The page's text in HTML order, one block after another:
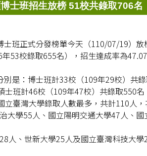
士班招生放榜 51校共錄取706名
士班正式分發榜單今天（110/07/19）
53校錄取655名），招生達成率為
是：博士班計33校（109年29校）共
士班計46校（109年47校）共錄取550
立臺灣大學錄取人數最多，共計110人
大學55人、國立陽明交通大學47人、
人、世新大學25人及國立臺灣科技大學